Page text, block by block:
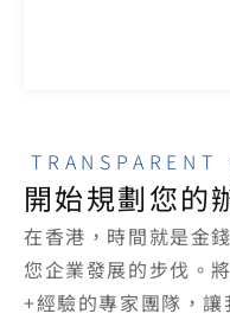
TRANSPARENT
開始規劃您的
在香港，時間就是金
您企業發展的步伐。
+經驗的專家團隊，